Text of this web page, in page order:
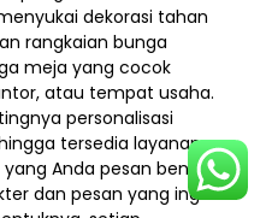
dekorasi tahan
rangkaian bunga
meja yang cocok
atau tempat usaha.
personalisasi
tersedia layanan
Anda pesan benar-
dan pesan yang ingin